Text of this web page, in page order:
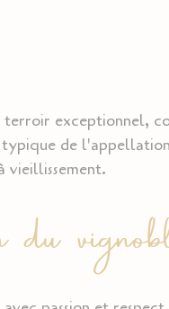
terroir exceptionnel,
de
vieillissement.